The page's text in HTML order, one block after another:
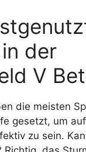
der
V
die meisten
gesetzt, um
zu sein.